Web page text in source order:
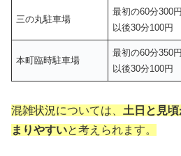
三の丸駐車場
最初の60分300円
以後30分100円
本町臨時駐車場
最初の60分350円
以後30分100円
混雑状況については、 土日と見
まりやすいと考えられます。